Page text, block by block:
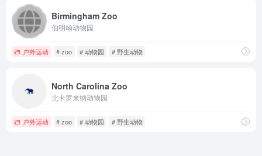
Birmingham Zoo
伯明翰动物园
户外运动 # zoo # 动物园 # 野生动物
North Carolina Zoo
北卡罗来纳动物园
户外运动 # zoo # 动物园 # 野生动物